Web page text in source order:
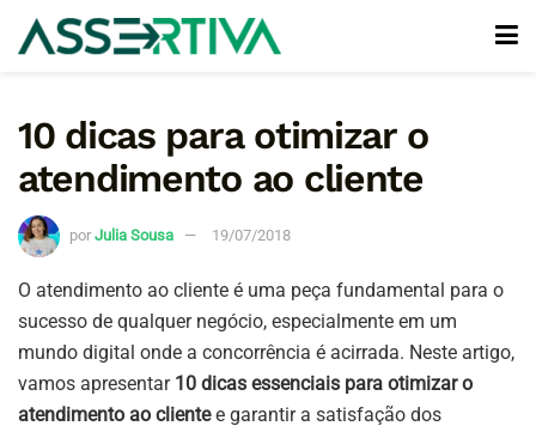
10 dicas para otimizar o
atendimento ao cliente
por Julia Sousa 19/07/2018
O atendimento ao cliente é uma peça fundamental para o
sucesso de qualquer negócio, especialmente em um
mundo digital onde a concorrência é acirrada. Neste artigo,
vamos apresentar 10 dicas essenciais para otimizar o
atendimento ao clientee garantir a satisfação dos